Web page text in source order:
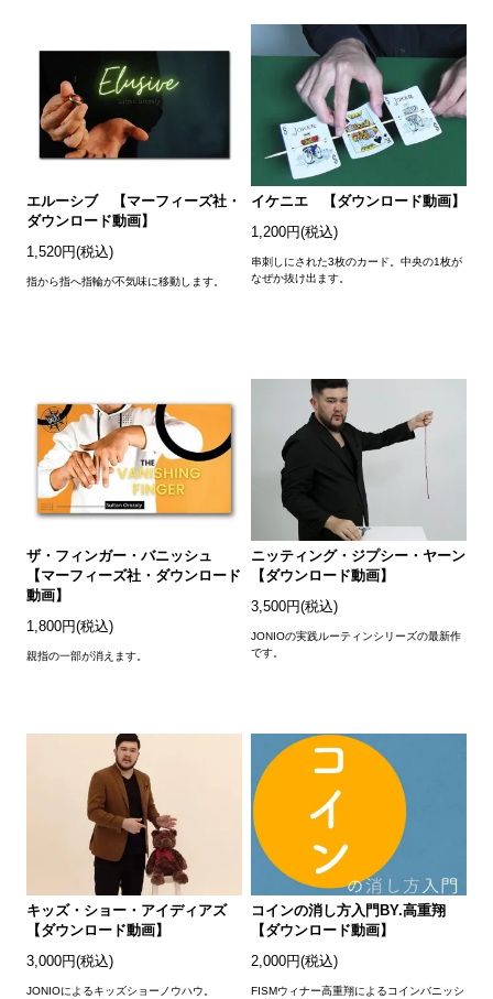
エルーシブ 【マーフィーズ社・
ダウンロード動画】
1,520円(税込)
指から指へ指輪が不気味に移動します。
イケニエ 【ダウンロード動画】
1,200円(税込)
串刺しにされた3枚のカード。中央の1枚が
なぜか抜け出ます。
ザ・フィンガー・バニッシュ
【マーフィーズ社・ダウンロード
動画】
1,800円(税込)
親指の一部が消えます。
ニッティング・ジプシー・ヤーン
【ダウンロード動画】
3,500円(税込)
JONIOの実践ルーティンシリーズの最新作
です。
キッズ・ショー・アイディアズ
【ダウンロード動画】
3,000円(税込)
JONIOによるキッズショーノウハウ。
コインの消し方入門BY.高重翔
【ダウンロード動画】
2,000円(税込)
FISMウィナー高重翔によるコインバニッシ